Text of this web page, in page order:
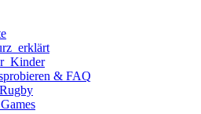
& FAQ